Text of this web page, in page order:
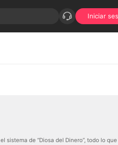
Iniciar
de “Diosa del Dinero”, todo lo que